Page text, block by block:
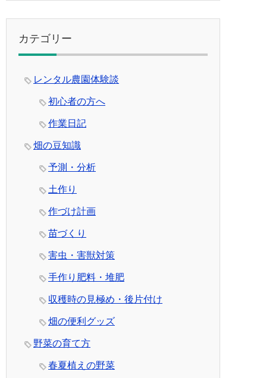
カテゴリー
レンタル農園体験談
初心者の方へ
作業日記
畑の豆知識
予測・分析
土作り
作づけ計画
苗づくり
害虫・害獣対策
手作り肥料・堆肥
収穫時の見極め・後片付け
畑の便利グッズ
野菜の育て方
春夏植えの野菜